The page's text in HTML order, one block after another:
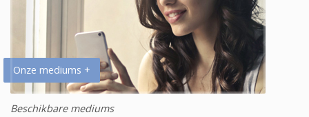
Onze mediums +
Beschikbare mediums